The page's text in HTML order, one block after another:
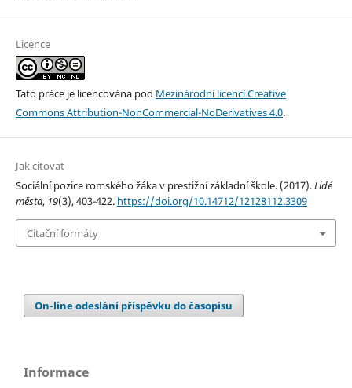
Licence
Tato práce je licencována pod Mezinárodní licencí Creative
Commons Attribution-NonCommercial-NoDerivatives 4.0.
Jak citovat
Sociální pozice romského žáka v prestižní základní škole. (2017).Lidé
města, 19(3), 403-422. https://doi.org/10.14712/12128112.3309
Citační formáty
On-line odeslání příspěvku do časopisu
Informace